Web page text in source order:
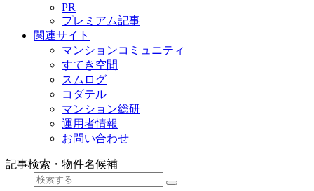
PR
プレミアム記事
関連サイト
マンションコミュニティ
すてき空間
スムログ
コダテル
マンション総研
運用者情報
お問い合わせ
記事検索・物件名候補